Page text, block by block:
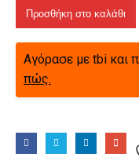
Προσθήκη στο καλάθι
Αγόρασε με tbi και
πώς.